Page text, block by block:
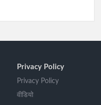
Privacy Policy
Privacy Policy
वीडियो